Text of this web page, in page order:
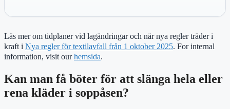
Läs mer om tidplaner vid lagändringar och när nya regler träder i
kraft i Nya regler för textilavfall från 1 oktober 2025. For internal
information, visit ourhemsida.
Kan man få böter för att slänga hela eller
rena kläder i soppåsen?